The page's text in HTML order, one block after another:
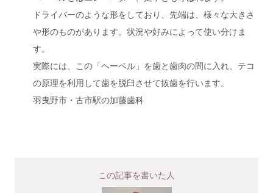
ドライバーのような形をしており、先端は、様々な大きさ
や形のものがあります。状況や好みによって使い分けま
す。
実際には、この「ヘーベル」を歯と歯肉の間に入れ、テコ
の原理を利用して歯を脱臼させて抜歯を行います。
羽曳野市・古市駅の加藤歯科
この記事を書いた人